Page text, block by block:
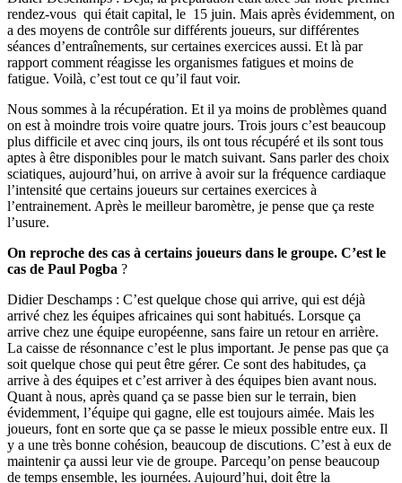
rendez-vous qui était capital, le 15 juin. Mais après évidemment, on
a des moyens de contrôle sur différents joueurs, sur différentes
séances d’entraînements, sur certaines exercices aussi. Et là par
rapport comment réagisse les organismes fatigues et moins de
fatigue. Voilà, c’est tout ce qu’il faut voir.
Nous sommes à la récupération. Et il ya moins de problèmes quand
on est à moindre trois voire quatre jours. Trois jours c’est beaucoup
plus difficile et avec cinq jours, ils ont tous récupéré et ils sont tous
aptes à être disponibles pour le match suivant. Sans parler des choix
sciatiques, aujourd’hui, on arrive à avoir sur la fréquence cardiaque
l’intensité que certains joueurs sur certaines exercices à
l’entrainement. Après le meilleur baromètre, je pense que ça reste
l’usure.
On reproche des cas à certains joueurs dans le groupe. C’est le
cas de Paul Pogba ?
Didier Deschamps : C’est quelque chose qui arrive, qui est déjà
arrivé chez les équipes africaines qui sont habitués. Lorsque ça
arrive chez une équipe européenne, sans faire un retour en arrière.
La caisse de résonnance c’est le plus important. Je pense pas que ça
soit quelque chose qui peut être gérer. Ce sont des habitudes, ça
arrive à des équipes et c’est arriver à des équipes bien avant nous.
Quant à nous, après quand ça se passe bien sur le terrain, bien
évidemment, l’équipe qui gagne, elle est toujours aimée. Mais les
joueurs, font en sorte que ça se passe le mieux possible entre eux. Il
y a une très bonne cohésion, beaucoup de discutions. C’est à eux de
maintenir ça aussi leur vie de groupe. Parcequ’on pense beaucoup
de temps ensemble, les journées. Aujourd’hui, doit être la